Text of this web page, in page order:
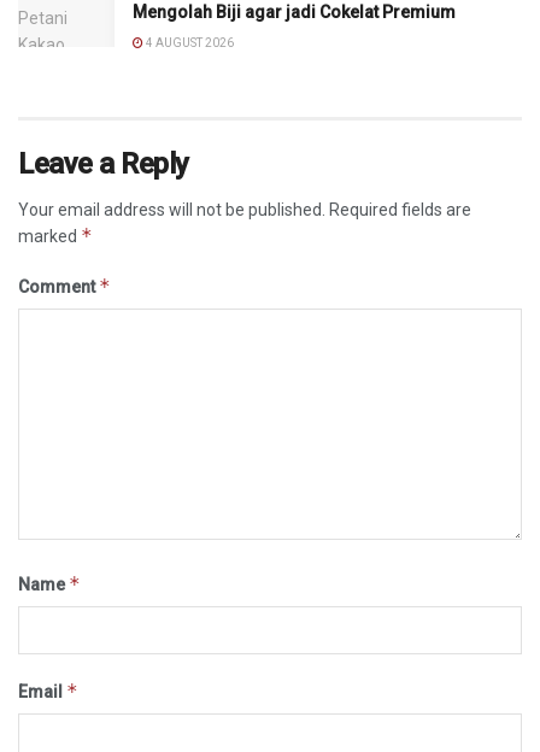
Mengolah Biji agar jadi Cokelat Premium
4 AUGUST 2026
Leave a Reply
Your email address will not be published.
Required fields are
marked *
Comment*
Name*
Email *